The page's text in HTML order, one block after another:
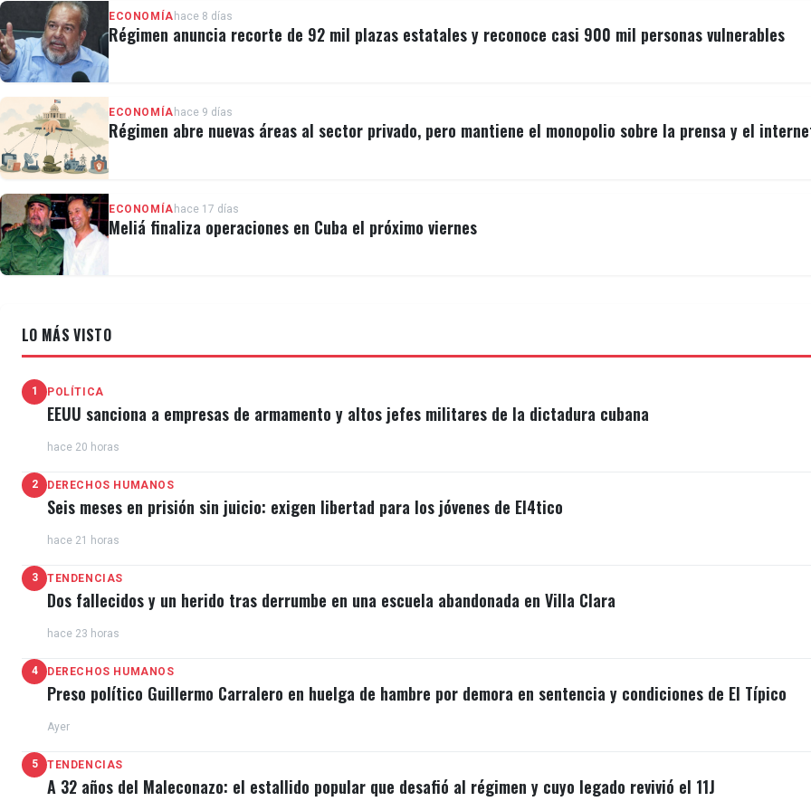
ECONOMÍA hace 8 días
Régimen anuncia recorte de 92 mil plazas estatales y reconoce casi 900 mil personas vulnerables
ECONOMÍA hace 9 días
Régimen abre nuevas áreas al sector privado, pero mantiene el monopolio sobre la prensa y el
ECONOMÍA hace 17 días
Meliá finaliza operaciones en Cuba el próximo viernes
LO MÁS VISTO
1 POLÍTICA
EEUU sanciona a empresas de armamento y altos jefes militares de la dictadura cubana
hace 20 horas
2 DERECHOS HUMANOS
Seis meses en prisión sin juicio: exigen libertad para los jóvenes de El4tico
hace 21 horas
3 TENDENCIAS
Dos fallecidos y un herido tras derrumbe en una escuela abandonada en Villa Clara
hace 23 horas
4 DERECHOS HUMANOS
Preso político Guillermo Carralero en huelga de hambre por demora en sentencia y condiciones de El Típico
Ayer
5 TENDENCIAS
A 32 años del Maleconazo: el estallido popular que desafió al régimen y cuyo legado revivió el 11J